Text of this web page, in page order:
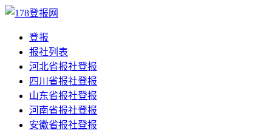
登报
报社列表
河北省报社登报
四川省报社登报
山东省报社登报
河南省报社登报
安徽省报社登报